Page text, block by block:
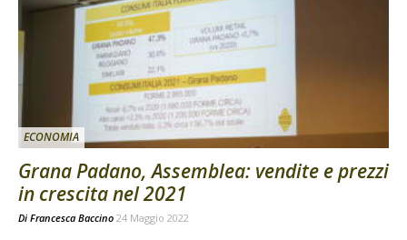
ECONOMIA
Grana Padano, Assemblea: vendite e prezzi
in crescita nel 2021
Di Francesca Baccino 24 Maggio 2022